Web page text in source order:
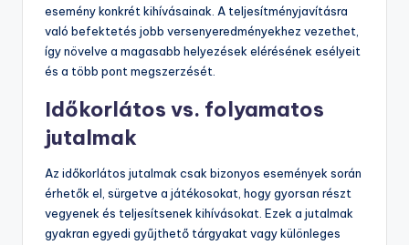
esemény konkrét kihívásainak. A teljesítményjavításra
való befektetés jobb versenyeredményekhez vezethet,
így növelve a magasabb helyezések elérésének esélyeit
és a több pont megszerzését.
Időkorlátos vs. folyamatos
jutalmak
Az időkorlátos jutalmak csak bizonyos események során
érhetők el, sürgetve a játékosokat, hogy gyorsan részt
vegyenek és teljesítsenek kihívásokat. Ezek a jutalmak
gyakran egyedi gyűjthető tárgyakat vagy különleges